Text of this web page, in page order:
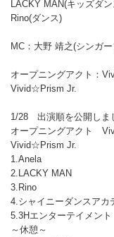
LACKY MAN(キッズダ
Rino(ダンス)
MC：大野 靖之(シンガ
オープニングアクト：
Vivid☆Prism Jr.
1/28 出演順を公開しま
オープニングアクト
Vivid☆Prism Jr.
1.Anela
2.LACKY MAN
3.Rino
4.シャイニーダンスアカ
5.3Hエンターテイメント
～休憩～